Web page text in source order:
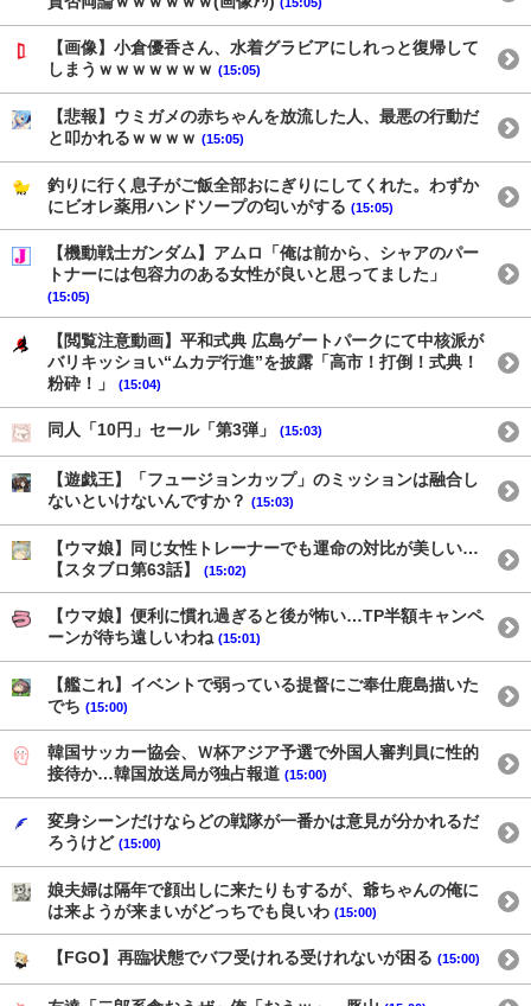
【画像】小倉優香さん、水着グラビアにしれっと復帰して
しまうｗｗｗｗｗｗｗ (15:05)
【悲報】ウミガメの赤ちゃんを放流した人、最悪の行動だ
と叩かれるｗｗｗｗ (15:05)
釣りに行く息子がご飯全部おにぎりにしてくれた。わずか
にビオレ薬用ハンドソープの匂いがする (15:05)
【機動戦士ガンダム】アムロ「俺は前から、シャアのパー
トナーには包容力のある女性が良いと思ってました」
(15:05)
【閲覧注意動画】平和式典 広島ゲートパークにて中核派が
バリキッショい“ムカデ行進”を披露「高市！打倒！式典！
粉砕！」
(15:04)
同人「10円」セール「第3弾」 (15:03)
【遊戯王】「フュージョンカップ」のミッションは融合し
ないといけないんですか？ (15:03)
【ウマ娘】同じ女性トレーナーでも運命の対比が美しい…
【スタブロ第63話】
(15:02)
【ウマ娘】便利に慣れ過ぎると後が怖い…TP半額キャンペ
ーンが待ち遠しいわね (15:01)
【艦これ】イベントで弱っている提督にご奉仕鹿島描いた
でち (15:00)
韓国サッカー協会、Ｗ杯アジア予選で外国人審判員に性的
接待か…韓国放送局が独占報道 (15:00)
変身シーンだけならどの戦隊が一番かは意見が分かれるだ
ろうけど (15:00)
娘夫婦は隔年で顔出しに来たりもするが、爺ちゃんの俺に
は来ようが来まいがどっちでも良いわ (15:00)
【FGO】再臨状態でバフ受けれる受けれないが困る (15:00)